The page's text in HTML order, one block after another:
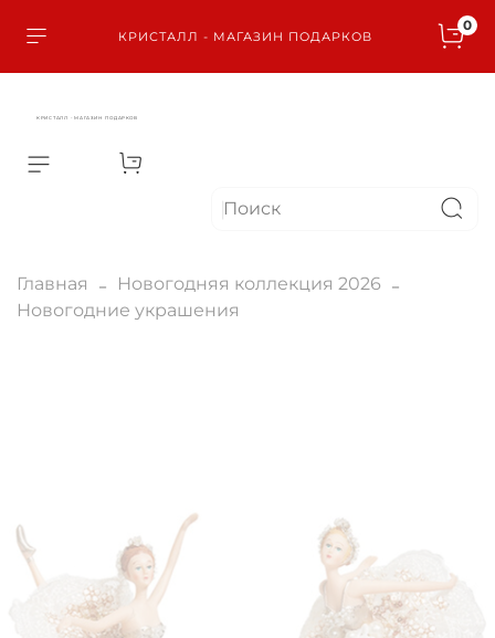
КРИСТАЛЛ - МАГАЗИН ПОДАРКОВ
0
КРИСТАЛЛ - МАГАЗИН ПОДАРКОВ
Главная
Новогодняя коллекция 2026
Новогодние украшения